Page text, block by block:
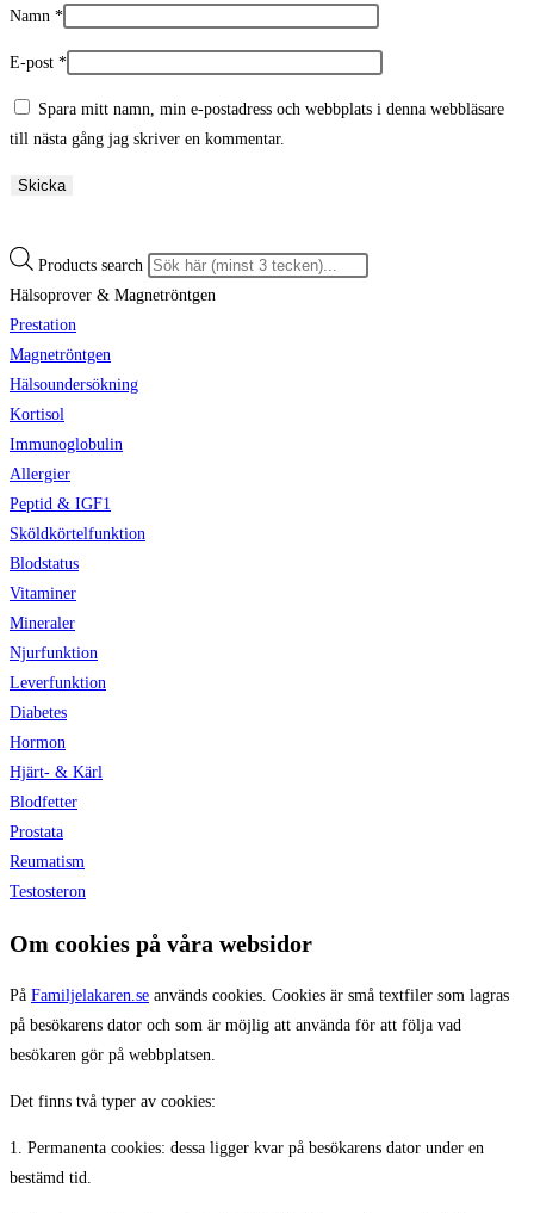
Namn *
E-post *
Spara mitt namn, min e-postadress och webbplats i denna webbläsare
till nästa gång jag skriver en kommentar.
Products search
Hälsoprover & Magnetröntgen
Prestation
Magnetröntgen
Hälsoundersökning
Kortisol
Immunoglobulin
Allergier
Peptid & IGF1
Sköldkörtelfunktion
Blodstatus
Vitaminer
Mineraler
Njurfunktion
Leverfunktion
Diabetes
Hormon
Hjärt- & Kärl
Blodfetter
Prostata
Reumatism
Testosteron
Om cookies på våra websidor
På Familjelakaren.se används cookies. Cookies är små textfiler som lagras
på besökarens dator och som är möjlig att använda för att följa vad
besökaren gör på webbplatsen.
Det finns två typer av cookies:
1. Permanenta cookies: dessa ligger kvar på besökarens dator under en
bestämd tid.